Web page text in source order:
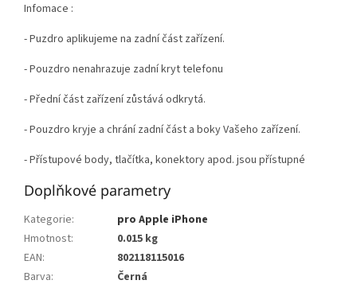
Infomace :
- Puzdro aplikujeme na zadní část zařízení.
- Pouzdro nenahrazuje zadní kryt telefonu
- Přední část zařízení zůstává odkrytá.
- Pouzdro kryje a chrání zadní část a boky Vašeho zařízení.
- Přístupové body, tlačítka, konektory apod. jsou přístupné
Doplňkové parametry
Kategorie:
pro Apple iPhone
Hmotnost:
0.015 kg
EAN:
802118115016
Barva: Černá